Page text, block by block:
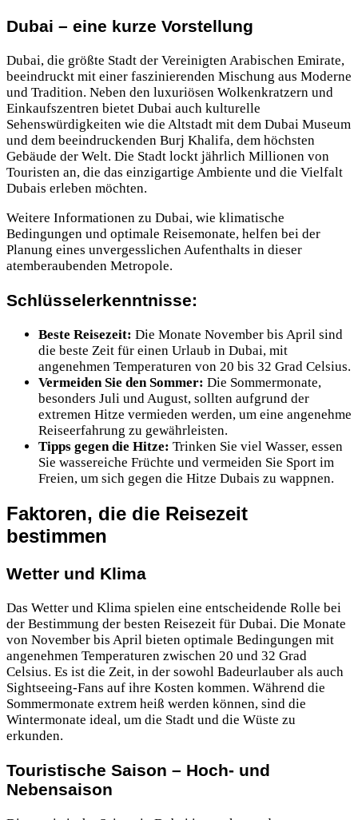
Dubai – eine kurze Vorstellung
Dubai, die größte Stadt der Vereinigten Arabischen Emirate,
beeindruckt mit einer faszinierenden Mischung aus Moderne
und Tradition. Neben den luxuriösen Wolkenkratzern und
Einkaufszentren bietet Dubai auch kulturelle
Sehenswürdigkeiten wie die Altstadt mit dem Dubai Museum
und dem beeindruckenden Burj Khalifa, dem höchsten
Gebäude der Welt. Die Stadt lockt jährlich Millionen von
Touristen an, die das einzigartige Ambiente und die Vielfalt
Dubais erleben möchten.
Weitere Informationen zu Dubai, wie klimatische
Bedingungen und optimale Reisemonate, helfen bei der
Planung eines unvergesslichen Aufenthalts in dieser
atemberaubenden Metropole.
Schlüsselerkenntnisse:
Beste Reisezeit: Die Monate November bis April sind
die beste Zeit für einen Urlaub in Dubai, mit
angenehmen Temperaturen von 20 bis 32 Grad Celsius.
Vermeiden Sie den Sommer: Die Sommermonate,
besonders Juli und August, sollten aufgrund der
extremen Hitze vermieden werden, um eine angenehme
Reiseerfahrung zu gewährleisten.
Tipps gegen die Hitze: Trinken Sie viel Wasser, essen
Sie wassereiche Früchte und vermeiden Sie Sport im
Freien, um sich gegen die Hitze Dubais zu wappnen.
Faktoren, die die Reisezeit
bestimmen
Wetter und Klima
Das Wetter und Klima spielen eine entscheidende Rolle bei
der Bestimmung der besten Reisezeit für Dubai. Die Monate
von November bis April bieten optimale Bedingungen mit
angenehmen Temperaturen zwischen 20 und 32 Grad
Celsius. Es ist die Zeit, in der sowohl Badeurlauber als auch
Sightseeing-Fans auf ihre Kosten kommen. Während die
Sommermonate extrem heiß werden können, sind die
Wintermonate ideal, um die Stadt und die Wüste zu
erkunden.
Touristische Saison – Hoch- und
Nebensaison